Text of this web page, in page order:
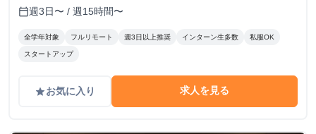
分
calendar_today週3日〜 / 週15時間〜
全学年対象 フルリモート 週3日以上推奨 インターン生多数 私服OK
スタートアップ
gradeお気に入り 求人を見る